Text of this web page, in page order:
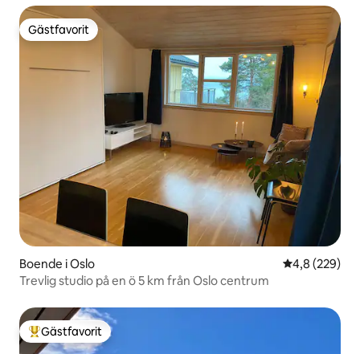
Gästfavorit
Gästfavorit
Boende i Oslo 4,8 av 5 i
4,8 (229)
Trevlig studio på en ö 5 km från Oslo centrum
Populär gästfavorit
Gästfavorit